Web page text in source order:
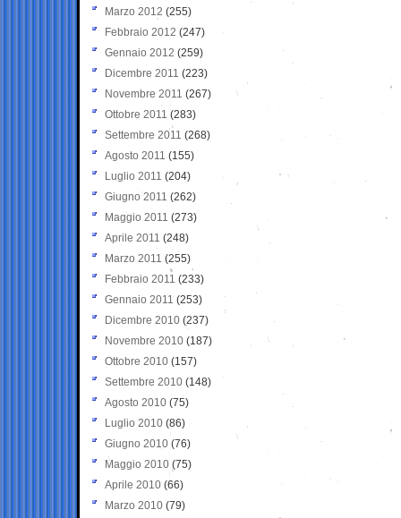
Marzo 2012 (255)
Febbraio 2012 (247)
Gennaio 2012 (259)
Dicembre 2011 (223)
Novembre 2011 (267)
Ottobre 2011 (283)
Settembre 2011 (268)
Agosto 2011 (155)
Luglio 2011 (204)
Giugno 2011 (262)
Maggio 2011 (273)
Aprile 2011 (248)
Marzo 2011 (255)
Febbraio 2011 (233)
Gennaio 2011 (253)
Dicembre 2010 (237)
Novembre 2010 (187)
Ottobre 2010 (157)
Settembre 2010 (148)
Agosto 2010 (75)
Luglio 2010 (86)
Giugno 2010 (76)
Maggio 2010 (75)
Aprile 2010 (66)
Marzo 2010 (79)